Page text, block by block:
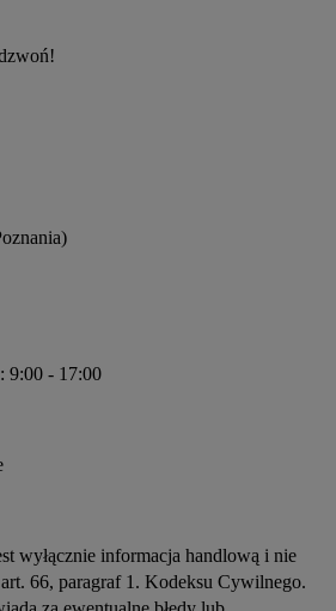
9:00 - 17:00
wyłącznie informacja handlową i nie
66, paragraf 1. Kodeksu Cywilnego.